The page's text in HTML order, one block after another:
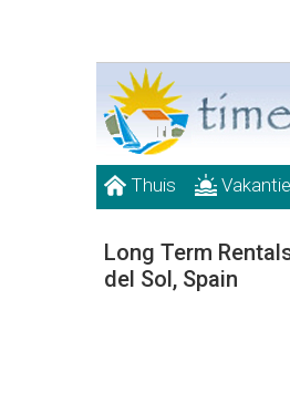
Thuis
Long Term
del Sol, Spain